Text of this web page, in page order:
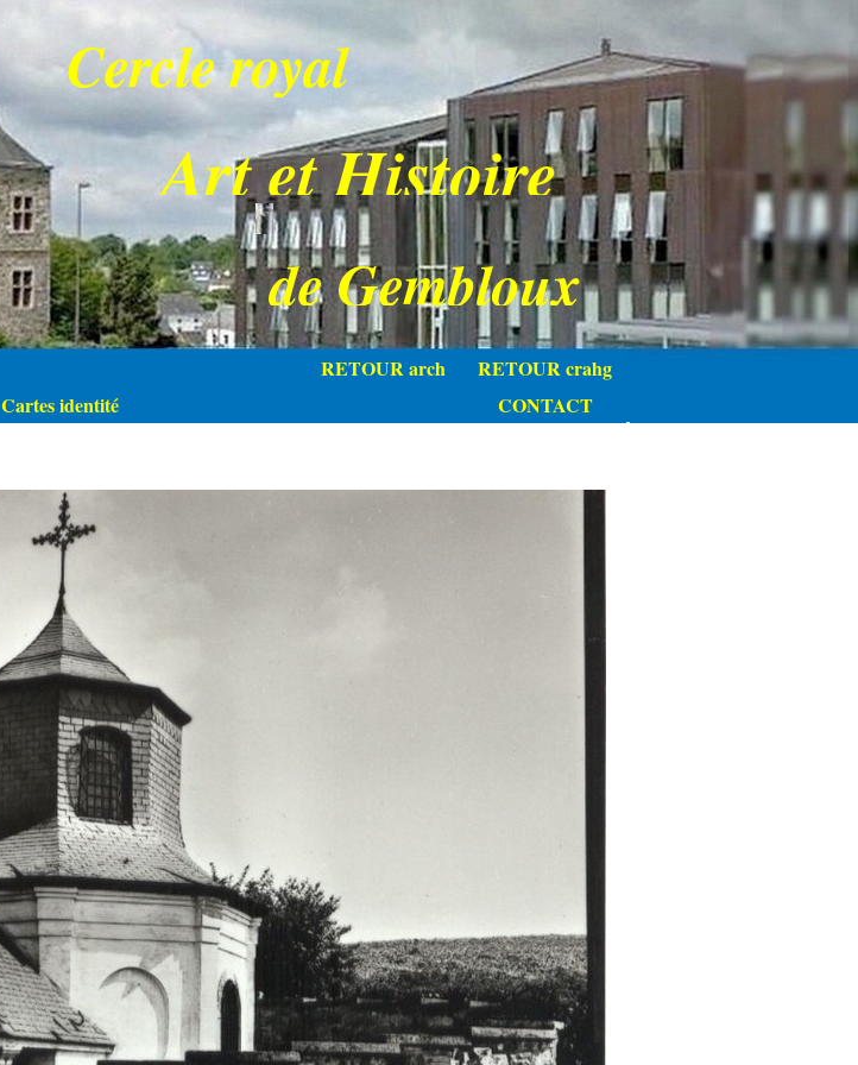
de Gembloux
Art et Histoire
Cercle royal
RETOUR arch
RETOUR crahg
Cartes identité
CONTACT